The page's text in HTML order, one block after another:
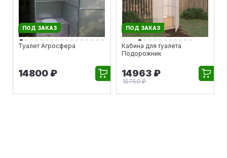
ПОД ЗАКАЗ
Туалет Агросфера
14800 ₽
ПОД ЗАКАЗ
Кабина для туалета
Подорожник
14963 ₽
15750 ₽